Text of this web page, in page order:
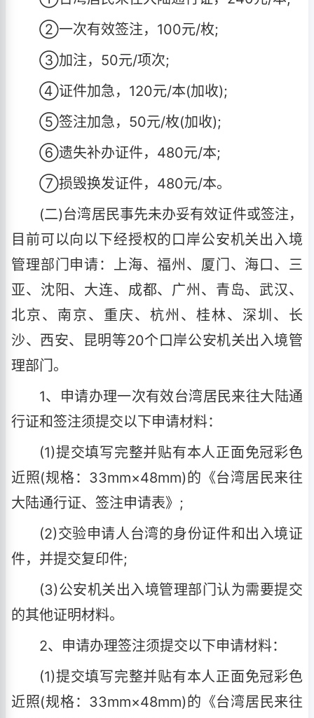
②一次有效签注，100元/枚;
③加注，50元/项次;
④证件加急，120元/本(加收);
⑤签注加急，50元/枚(加收);
⑥遗失补办证件，480元/本;
⑦损毁换发证件，480元/本。
(二)台湾居民事先未办妥有效证件或签注，
目前可以向以下经授权的口岸公安机关出入境
管理部门申请：上海、福州、厦门、海口、三
亚、沈阳、大连、成都、广州、青岛、武汉、
北京、南京、重庆、杭州、桂林、深圳、长
沙、西安、昆明等20个口岸公安机关出入境管
理部门。
1、申请办理一次有效台湾居民来往大陆通
行证和签注须提交以下申请材料：
(1)提交填写完整并贴有本人正面免冠彩色
近照(规格：33mm×48mm)的《台湾居民来往
大陆通行证、签注申请表》;
(2)交验申请人台湾的身份证件和出入境证
件，并提交复印件;
(3)公安机关出入境管理部门认为需要提交
的其他证明材料。
2、申请办理签注须提交以下申请材料：
(1)提交填写完整并贴有本人正面免冠彩色
近照(规格：33mm×48mm)的《台湾居民来往